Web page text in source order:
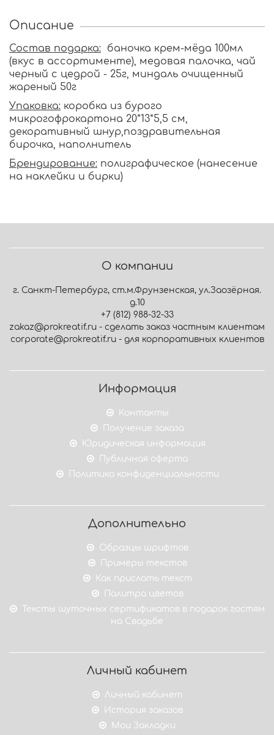
Описание
Состав подарка:
баночка крем-мёда 100мл
(вкус в ассортименте), медовая палочка, чай
черный с цедрой - 25г, миндаль очищенный
жареный 50г
Упаковка: коробка из бурого
микрогофрокартона 20*13*5,5 см,
декоративный шнур,поздравительная
бирочка, наполнитель
Брендирование: полиграфическое (нанесение
на наклейки и бирки)
О компании
г. Санкт-Петербург, ст.м.Фрунзенская, ул.Заозёрная.
д.10
+7 (812) 988-32-33
zakaz@prokreatif.ru - сделать заказ частным клиентам
corporate@prokreatif.ru - для корпоративных клиентов
Информация
Контакты
Получение заказа
Юридическая информация
Публичная оферта
Политика конфиденциальности
Дополнительно
Образцы шрифтов
Примеры текстов
Как прислать текст
Палитра цветов
Тексты шуточных сертификатов в подарок гостям
на Свадьбе
Личный кабинет
Личный кабинет
История заказов
Мои Закладки